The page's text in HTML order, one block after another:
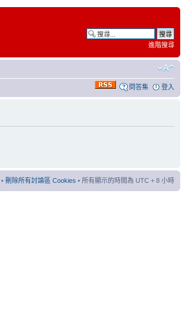
進階搜尋
問答集 登入
• 刪除所有討論區 Cookies • 所有顯示的時間為 UTC + 8 小時